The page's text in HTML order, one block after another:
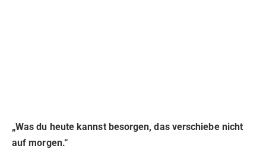
„Was du heute kannst besorgen, das verschiebe nicht
auf morgen.“